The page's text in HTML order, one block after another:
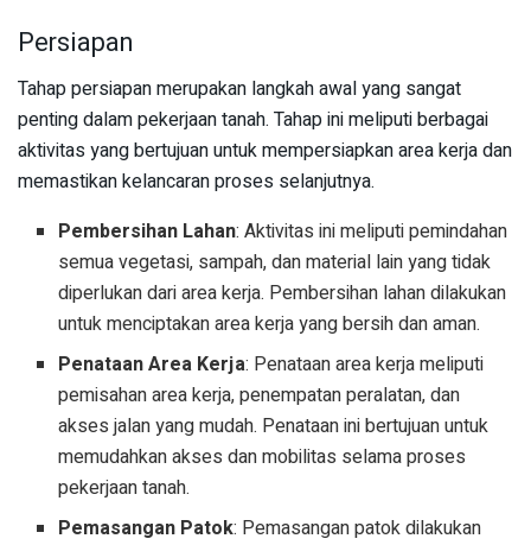
Persiapan
Tahap persiapan merupakan langkah awal yang sangat
penting dalam pekerjaan tanah. Tahap ini meliputi berbagai
aktivitas yang bertujuan untuk mempersiapkan area kerja dan
memastikan kelancaran proses selanjutnya.
Pembersihan Lahan: Aktivitas ini meliputi pemindahan
semua vegetasi, sampah, dan material lain yang tidak
diperlukan dari area kerja. Pembersihan lahan dilakukan
untuk menciptakan area kerja yang bersih dan aman.
Penataan Area Kerja: Penataan area kerja meliputi
pemisahan area kerja, penempatan peralatan, dan
akses jalan yang mudah. Penataan ini bertujuan untuk
memudahkan akses dan mobilitas selama proses
pekerjaan tanah.
Pemasangan Patok: Pemasangan patok dilakukan